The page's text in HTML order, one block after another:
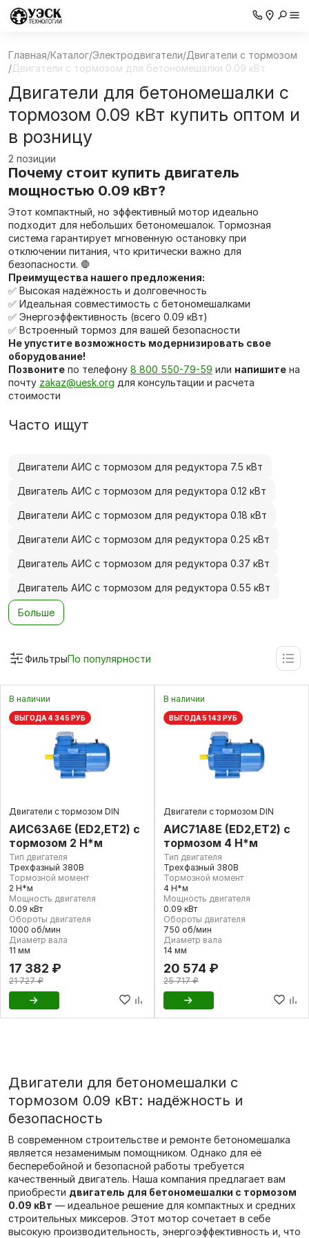
Главная/Каталог/Электродвигатели/Двигатели с тормозом
/Двигатели с тормозом для бетономешалки 0.09 кВт
Двигатели для бетономешалки с
тормозом 0.09 кВт купить оптом и
в розницу
2 позиции
Почему стоит купить двигатель
мощностью 0.09 кВт?
Этот компактный, но эффективный мотор идеально
подходит для небольших бетономешалок. Тормозная
система гарантирует мгновенную остановку при
отключении питания, что критически важно для
безопасности. 🛑
Преимущества нашего предложения:
✅ Высокая надёжность и долговечность
✅ Идеальная совместимость с бетономешалками
✅ Энергоэффективность (всего 0.09 кВт)
✅ Встроенный тормоз для вашей безопасности
Не упустите возможность модернизировать свое
оборудование!
Позвоните по телефону 8 800 550-79-59 или напишите на
почту zakaz@uesk.org для консультации и расчета
стоимости
Часто ищут
Двигатели АИС с тормозом для редуктора 7.5 кВт
Двигатель АИС с тормозом для редуктора 0.12 кВт
Двигатели АИС с тормозом для редуктора 0.18 кВт
Двигатели АИС с тормозом для редуктора 0.25 кВт
Двигатель АИС с тормозом для редуктора 0.37 кВт
Двигатель АИС с тормозом для редуктора 0.55 кВт
Больше
ФильтрыПо популярности
В наличии
ВЫГОДА 4 345 РУБ
Двигатели с тормозом DIN
АИС63А6Е (ED2,ET2) с
тормозом 2 Н*м
Тип двигателя
Трехфазный 380В
Тормозной момент
2 Н*м
Мощность двигателя
0.09 кВт
Обороты двигателя
1000 об/мин
Диаметр вала
11 мм
17 382 ₽
21 727 ₽
В наличии
ВЫГОДА 5 143 РУБ
Двигатели с тормозом DIN
АИС71А8Е (ED2,ET2) с
тормозом 4 Н*м
Тип двигателя
Трехфазный 380В
Тормозной момент
4 Н*м
Мощность двигателя
0.09 кВт
Обороты двигателя
750 об/мин
Диаметр вала
14 мм
20 574 ₽
25 717 ₽
Двигатели для бетономешалки с
тормозом 0.09 кВт: надёжность и
безопасность
В современном строительстве и ремонте бетономешалка
является незаменимым помощником. Однако для её
бесперебойной и безопасной работы требуется
качественный двигатель. Наша компания предлагает вам
приобрести двигатель для бетономешалки с тормозом
0.09 кВт — идеальное решение для компактных и средних
строительных миксеров. Этот мотор сочетает в себе
высокую производительность, энергоэффективность и, что